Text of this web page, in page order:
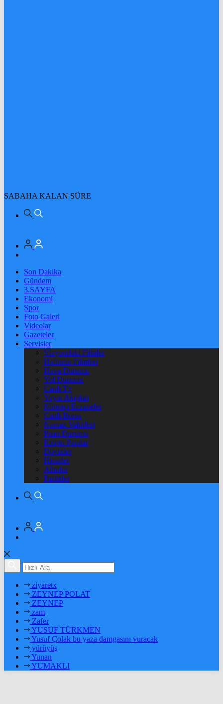
SABAHA KALAN SÜRE
Son Dakika
Gündem
3.SAYFA
Ekonomi
Spor
Foto Galeri
Videolar
Gazeteler
Servisler
Vizyondaki Filmler
Haftanin Filmleri
Hava Durumu
Yol Durumu
Canlı Tv
Yayın Akışları
Nöbetçi Eczaneler
Canlı Borsa
Namaz Vakitleri
Puan Durumu
Kripto Paralar
Dövizler
Hisseler
Altınlar
Pariteler
ziyaretx
ZEYNEP POLAT
ZEYNEP
zam
Zafer
YUSUF TÜRKMEN
Yusuf Çolak bu yaza damgasını vuracak
yürüyüş
Yunan
YUMAKLI